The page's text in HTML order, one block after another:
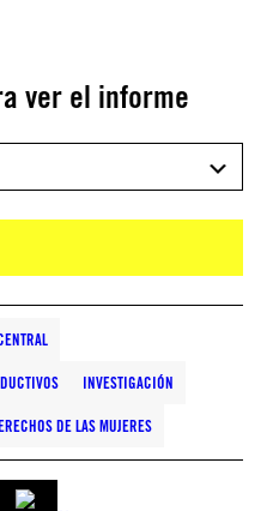
ver el informe
INVESTIGACIÓN
DE LAS MUJERES